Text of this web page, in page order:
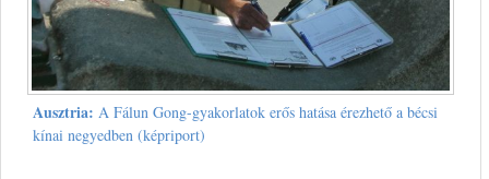
Ausztria: A Fálun Gong-gyakorlatok erős hatása érezhető a bécsi
kínai negyedben (képriport)